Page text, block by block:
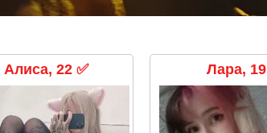
Алиса, 22 ✅ Лара, 19